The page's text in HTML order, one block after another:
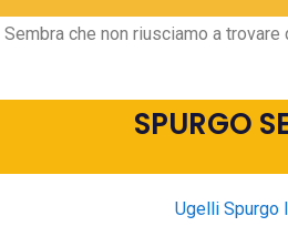
Sembra che non riusciamo a
SPURGO
Ugelli Spurgo